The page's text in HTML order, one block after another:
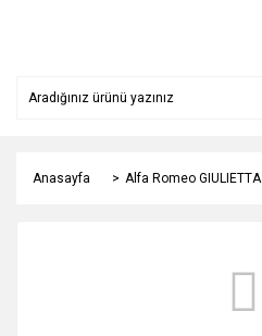
Anasayfa Alfa Romeo GIULIETTA